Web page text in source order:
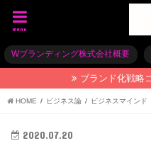
menu
Wブランディング株式会社概要
ブランド化戦略
HOME ビジネス論 ビジネスマインド
2020.07.20